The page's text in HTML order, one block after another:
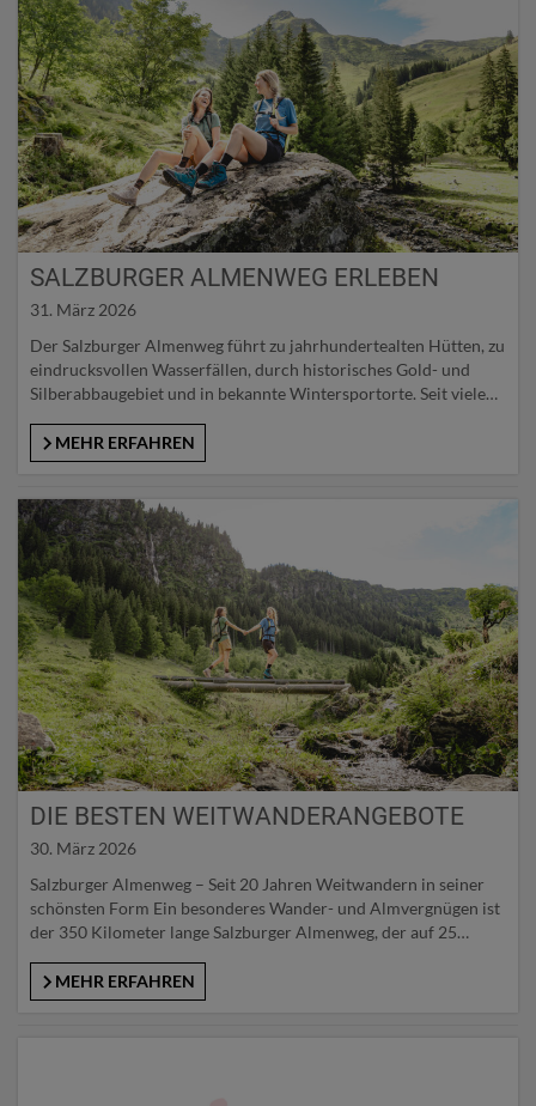
SALZBURGER ALMENWEG ERLEBEN
31. März 2026
Der Salzburger Almenweg führt zu jahrhundertealten Hütten, zu
eindrucksvollen Wasserfällen, durch historisches Gold- und
Silberabbaugebiet und in bekannte Wintersportorte. Seit vielen
Ostalpen und blickt 2026 auf eine gewachsene Weggeschichte
zurück. Grandiose Bergpanoramen, seltene Wildtiere und streng
alte Passübergänge…
MEHR ERFAHREN
DIE BESTEN WEITWANDERANGEBOTE
30. März 2026
Salzburger Almenweg – Seit 20 Jahren Weitwandern in seiner
schönsten Form Ein besonderes Wander- und Almvergnügen ist
der 350 Kilometer lange Salzburger Almenweg, der auf 25
Region Hochkönig, die Salzburger Sonnenterrasse, das
Gasteinertal, das Großarltal, die Salzburger Sportwelt und
MEHR ERFAHREN